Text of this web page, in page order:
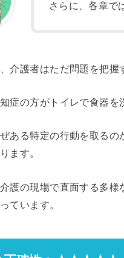
さらに、各章で
介護者はただ問題を把
症の方がトイレで食器を
ある特定の行動を取る
ます。
護の現場で直面する多
ています。